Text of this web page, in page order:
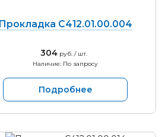
Прокладка С412.01.00.004
304 руб. / шт.
Наличие: По запросу
Подробнее